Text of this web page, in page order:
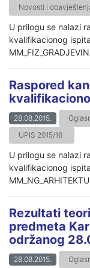
Novosti i
U prilogu se nalazi
kvalifikacionog
Raspored
28.08.2015.
UPIS 2015/16
U prilogu se nalazi
kvalifikacionog
Rezultati
predmeta
održanog
28.08.2015.